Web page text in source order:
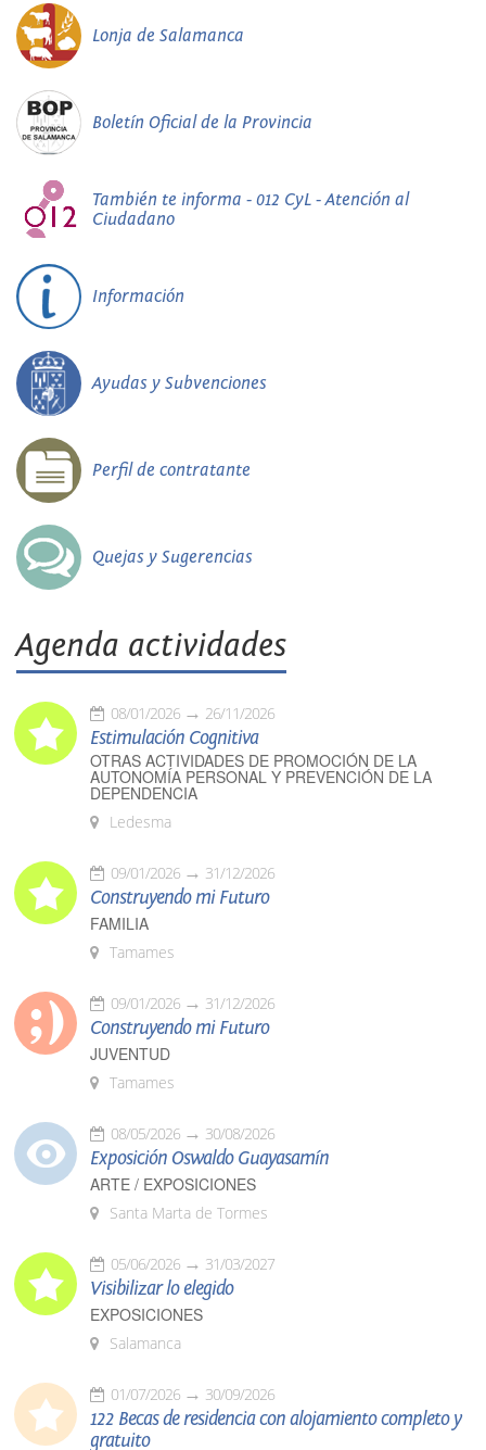
Lonja de Salamanca
Boletín Oficial de la Provincia
También te informa - 012 CyL - Atención al
Ciudadano
Información
Ayudas y Subvenciones
Perfil de contratante
Quejas y Sugerencias
Agenda actividades
08/01/2026 26/11/2026
Estimulación Cognitiva
OTRAS ACTIVIDADES DE PROMOCIÓN DE LA
AUTONOMÍA PERSONAL Y PREVENCIÓN DE LA
DEPENDENCIA
Ledesma
09/01/2026 31/12/2026
Construyendo mi Futuro
FAMILIA
Tamames
09/01/2026 31/12/2026
Construyendo mi Futuro
JUVENTUD
Tamames
08/05/2026 30/08/2026
Exposición Oswaldo Guayasamín
ARTE / EXPOSICIONES
Santa Marta de Tormes
05/06/2026 31/03/2027
Visibilizar lo elegido
EXPOSICIONES
Salamanca
01/07/2026 30/09/2026
122 Becas de residencia con alojamiento completo y
gratuito